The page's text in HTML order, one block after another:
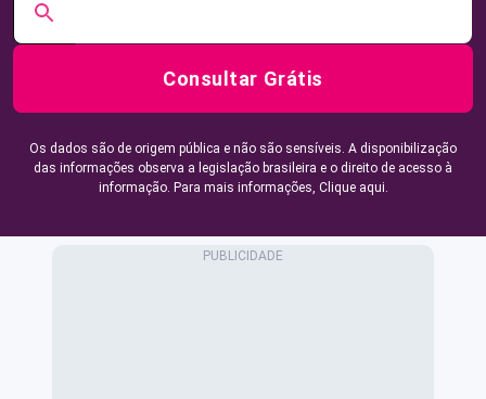
Consultar Grátis
Os dados são de origem pública e não são sensíveis. A disponibilização
das informações observa a legislação brasileira e o direito de acesso à
informação. Para mais informações, Clique aqui.